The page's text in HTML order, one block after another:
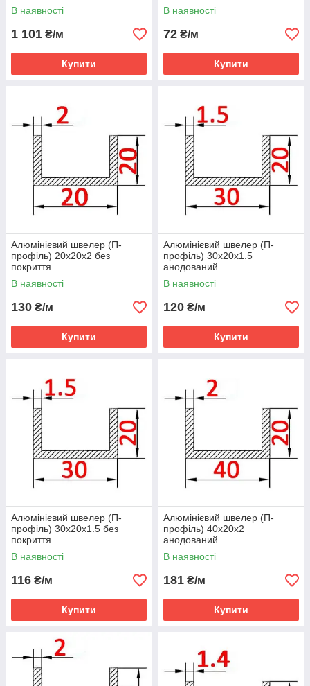
В наявності
1 101 ₴/м
Купити
В наявності
72 ₴/м
Купити
Алюмінієвий швелер (П-
профіль) 20х20х2 без
покриття
В наявності
130 ₴/м
Купити
Алюмінієвий швелер (П-
профіль) 30х20х1.5
анодований
В наявності
120 ₴/м
Купити
Алюмінієвий швелер (П-
профіль) 30х20х1.5 без
покриття
В наявності
116 ₴/м
Купити
Алюмінієвий швелер (П-
профіль) 40х20х2
анодований
В наявності
181 ₴/м
Купити